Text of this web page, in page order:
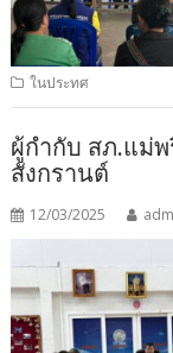
ในประทศ
ผู้กำกับ สภ.แม่
สังกรานต์
12/03/2025